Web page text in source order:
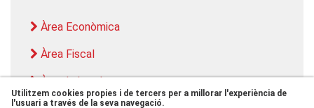
Àrea Econòmica
Àrea Fiscal
Àrea Laboral
Utilitzem cookies propies i de tercers per a millorar l'experiència de
l'usuari a través de la seva navegació.